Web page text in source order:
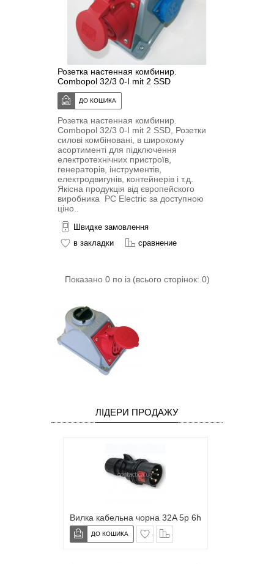
Розетка настенная комбинир.
Combopol 32/3 0-I mit 2 SSD
Розетка настенная комбинир.
Combopol 32/3 0-I mit 2 SSD, Розетки
силові комбіновані, в широкому
асортименті для підключення
електротехнічних пристроїв,
генераторів, інструментів,
електродвигунів, контейнерів і т.д.
Якісна продукція від європейского
виробника PC Electric за доступною
ціно..
Швидке замовлення
в закладки
сравнение
Показано 0 по із (всього сторінок: 0)
ЛІДЕРИ ПРОДАЖУ
Вилка кабельна чорна 32A 5p 6h
в закладки